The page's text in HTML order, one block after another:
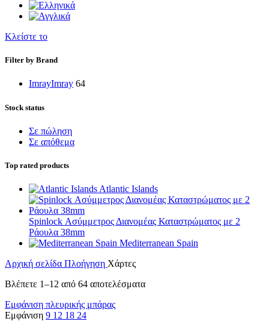
Κλείστε το
Filter by Brand
ImrayImray 64
Stock status
Σε πώληση
Σε απόθεμα
Top rated products
Atlantic Islands
Spinlock Ασύμμετρος Διανομέας Καταστρώματος με 2
Ράουλα 38mm
Mediterranean Spain
Αρχική σελίδα Πλοήγηση Χάρτες
Βλέπετε 1–12 από 64 αποτελέσματα
Εμφάνιση πλευρικής μπάρας
Εμφάνιση 9 12 18 24